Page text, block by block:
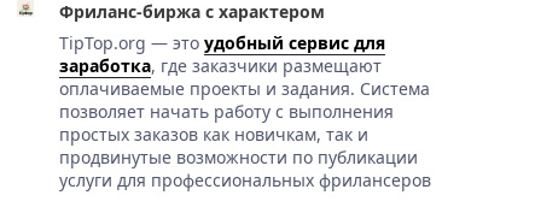
Фриланс-биржа с характером
TipTop.org — это удобный сервис для
заработка, где заказчики размещают
оплачиваемые проекты и задания. Система
позволяет начать работу с выполнения
простых заказов как новичкам, так и
продвинутые возможности по публикации
услуги для профессиональных фрилансеров